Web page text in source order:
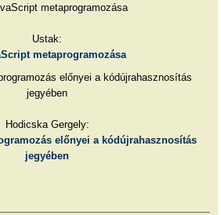
Ustak:
metaprogramozása
Hodicska Gergely:
előnyei a kódújrahasznosítás
jegyében